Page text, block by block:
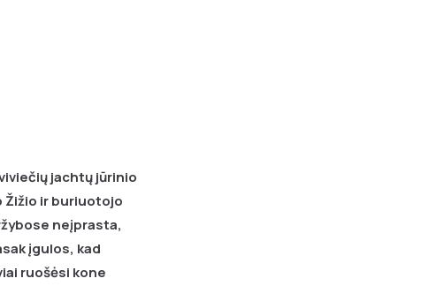
jachtų jūrinio
Žižio ir buriuotojo
neįprasta,
įgulos, kad
ruošėsi kone